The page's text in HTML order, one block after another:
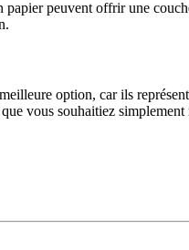
peuvent offrir une
option, car ils
vous souhaitiez